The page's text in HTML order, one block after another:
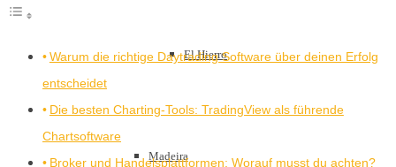
El Hierro
Madeira
Warum die richtige Daytrading Software über deinen Erfolg
entscheidet
Die besten Charting-Tools: TradingView als führende
Chartsoftware
Broker und Handelsplattformen: Worauf musst du achten?